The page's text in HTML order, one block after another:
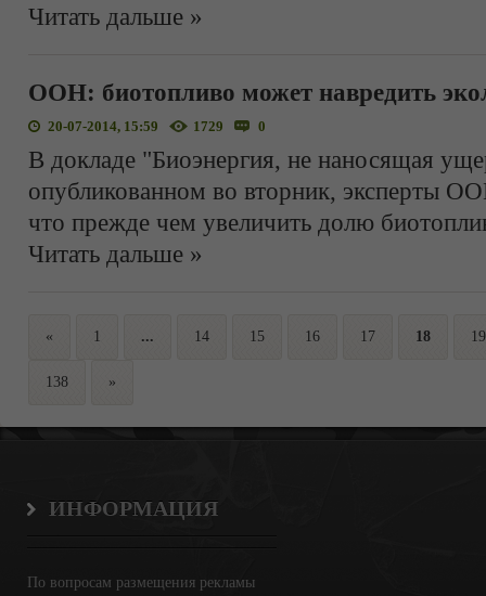
Читать дальше »
ООН: биотопливо может навредить
20-07-2014, 15:59 1729 0
В докладе "Биоэнергия, не наносящая
опубликованном во вторник, эксперты
что прежде чем увеличить долю
Читать дальше »
« 1 ... 14 15 16 17 18 19
138 »
ИНФОРМАЦИЯ
По вопросам размещения рекламы